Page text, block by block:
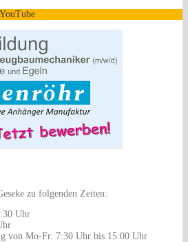
zu folgenden Zeiten:
Uhr
von Mo-Fr. 7:30 Uhr bis 15:00 Uhr